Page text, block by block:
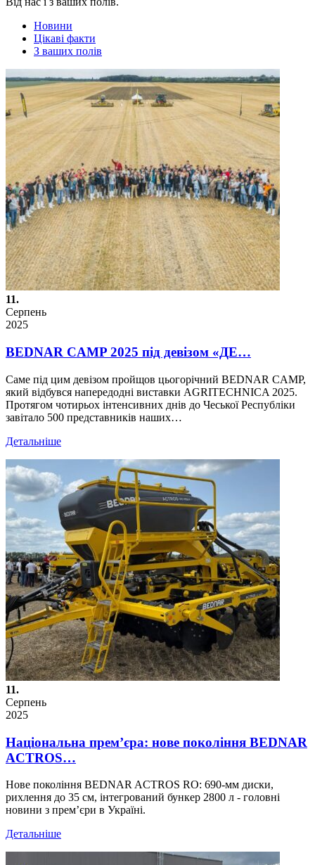
Новини
Цікаві факти
З ваших полів
11.
Серпень
2025
BEDNAR CAMP 2025 під девізом «ДЕ…
Саме під цим девізом пройщов цьогорічний BEDNAR CAMP,
який відбувся напередодні виставки AGRITECHNICA 2025.
Протягом чотирьох інтенсивних днів до Чеської Республіки
завітало 500 представників наших…
Детальніше
11.
Серпень
2025
Національна прем’єра: нове покоління BEDNAR
ACTROS…
Нове покоління BEDNAR ACTROS RO: 690-мм диски,
рихлення до 35 см, інтегрований бункер 2800 л - головні
новини з прем’єри в Україні.
Детальніше